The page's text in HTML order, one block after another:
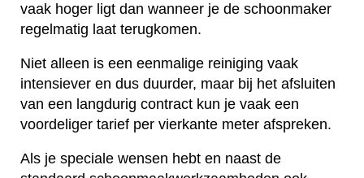
vaak hoger ligt dan wanneer je de schoonmaker
regelmatig laat terugkomen.
Niet alleen is een eenmalige reiniging vaak
intensiever en dus duurder, maar bij het afsluiten
van een langdurig contract kun je vaak een
voordeliger tarief per vierkante meter afspreken.
Als je speciale wensen hebt en naast de